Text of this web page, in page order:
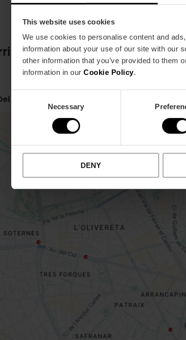
This website uses cookies
We use cookies to personalise content and
information about your use of our site with our
other information that you’ve provided to them
information in our Cookie Policy.
Necessary
DENY
Metro
L3,L5,
Mar, 12 46003 València